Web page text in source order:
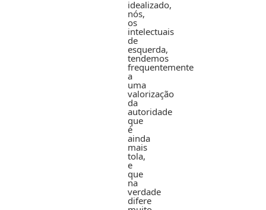
idealizado,
nós,
os
intelectuais
de
esquerda,
tendemos
frequentemente
a
uma
valorização
da
autoridade
que
é
ainda
mais
tola,
e
que
na
verdade
difere